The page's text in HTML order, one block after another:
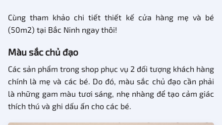
Cùng tham khảo chi tiết thiết kế cửa hàng mẹ và bé
(50m2) tại Bắc Ninh ngay thôi!
Màu sắc chủ đạo
Các sản phẩm trong shop phục vụ 2 đối tượng khách hàng
chính là mẹ và các bé. Do đó, màu sắc chủ đạo cần phải
là những gam màu tươi sáng, nhẹ nhàng để tạo cảm giác
thích thú và ghi dấu ấn cho các bé.